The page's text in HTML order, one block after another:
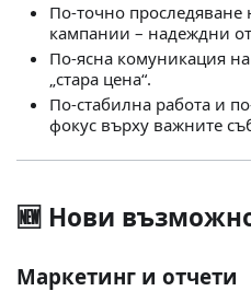
По‑точно проследяване
кампании – надеждни
По‑ясна комуникация
„стара цена“.
По‑стабилна работа и
фокус върху важните
🆕 Нови
Маркетинг и отчети